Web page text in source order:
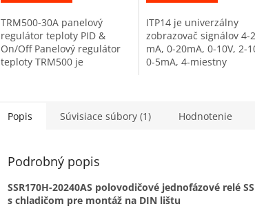
TRM500-30A panelový
regulátor teploty PID &
On/Off Panelový regulátor
teploty TRM500 je
odporové...
ITP14 je univerzálny
zobrazovač signálov 4-
mA, 0-20mA, 0-10V, 2-
0-5mA, 4-miestny
Popis Súvisiace súbory (1) Hodnotenie
Podrobný popis
SSR170H-20240AS polovodičové jednofázové relé
s chladičom pre montáž na DIN lištu